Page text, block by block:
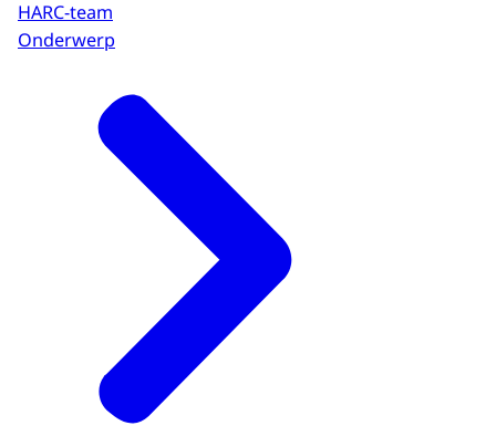
HARC-team
Onderwerp